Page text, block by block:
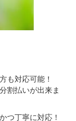
も対応可能！
割払いが出来ま
つ丁寧に対応！